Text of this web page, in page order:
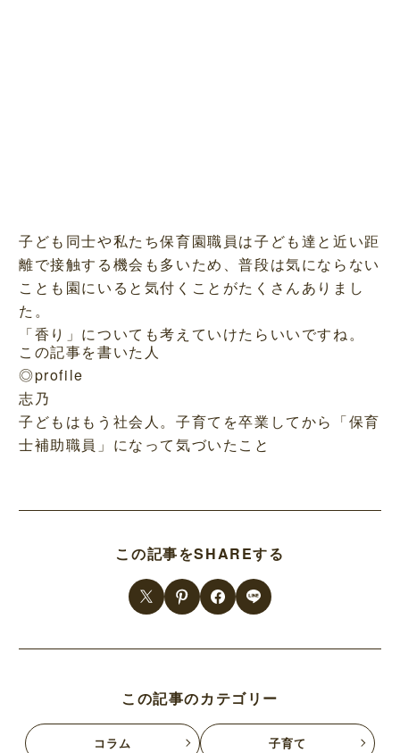
子ども同士や私たち保育園職員は子ども達と近い距
離で接触する機会も多いため、普段は気にならない
ことも園にいると気付くことがたくさんありまし
た。
「香り」についても考えていけたらいいですね。
この記事を書いた人
◎profile
志乃
子どもはもう社会人。子育てを卒業してから「保育
士補助職員」になって気づいたこと
この記事をSHAREする
この記事のカテゴリー
コラム 子育て